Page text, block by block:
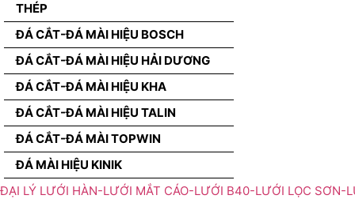
THÉP
ĐÁ CẮT-ĐÁ MÀI HIỆU BOSCH
ĐÁ CẮT-ĐÁ MÀI HIỆU HẢI DƯƠNG
ĐÁ CẮT-ĐÁ MÀI HIỆU KHA
ĐÁ CẮT-ĐÁ MÀI HIỆU TALIN
ĐÁ CẮT-ĐÁ MÀI TOPWIN
ĐÁ MÀI HIỆU KINIK
ĐẠI LÝ LƯỚI HÀN-LƯỚI MẮT CÁO-LƯỚI B40-LƯỚI LỌC SƠN-